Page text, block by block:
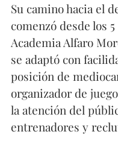
Su camino hacia el
comenzó desde los
Academia Alfaro
se adaptó con
posición de
organizador de
la atención del
entrenadores y